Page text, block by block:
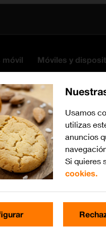
móvil Móviles y
Usamos
utilizas
anuncios
Si quieres
cookies.